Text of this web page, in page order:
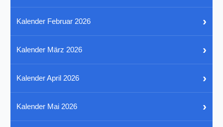
Kalender Februar 2026 ›
Kalender März 2026 ›
Kalender April 2026 ›
Kalender Mai 2026 ›